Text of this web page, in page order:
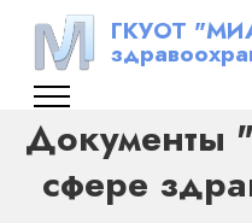
ГКУОТ
сфере